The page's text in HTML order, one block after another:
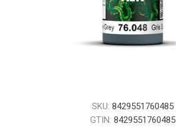
SKU: 8429551760485
GTIN: 8429551760485